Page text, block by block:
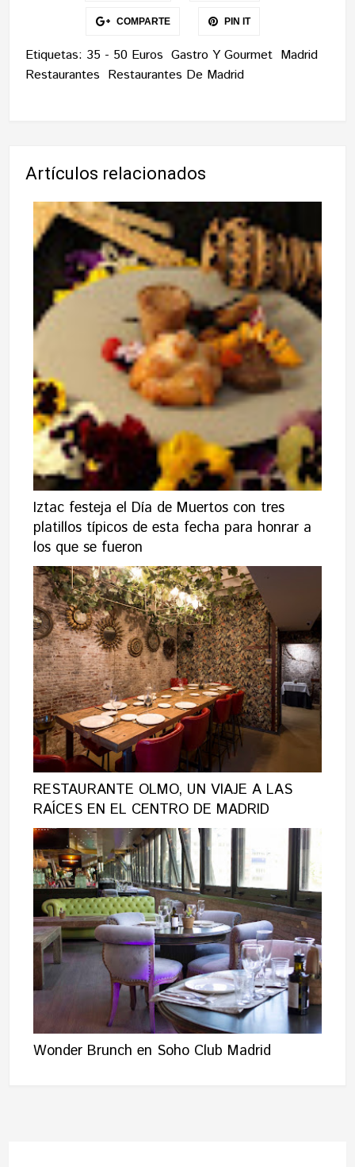
COMPARTE PIN IT
Etiquetas: 35 - 50 Euros Gastro Y Gourmet Madrid
Restaurantes Restaurantes De Madrid
Artículos relacionados
Iztac festeja el Día de Muertos con tres
platillos típicos de esta fecha para honrar a
los que se fueron
RESTAURANTE OLMO, UN VIAJE A LAS
RAÍCES EN EL CENTRO DE MADRID
Wonder Brunch en Soho Club Madrid